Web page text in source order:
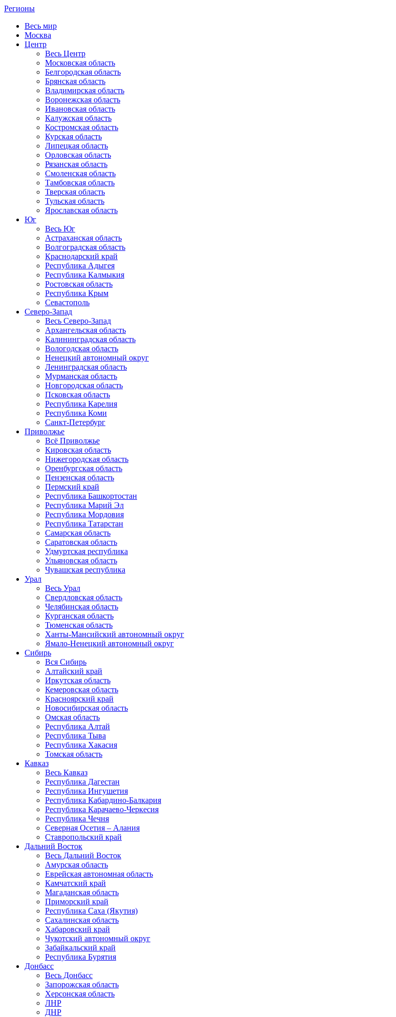
Регионы
Весь мир
Москва
Центр
Весь Центр
Московская область
Белгородская область
Брянская область
Владимирская область
Воронежская область
Ивановская область
Калужская область
Костромская область
Курская область
Липецкая область
Орловская область
Рязанская область
Смоленская область
Тамбовская область
Тверская область
Тульская область
Ярославская область
Юг
Весь Юг
Астраханская область
Волгоградская область
Краснодарский край
Республика Адыгея
Республика Калмыкия
Ростовская область
Республика Крым
Севастополь
Северо-Запад
Весь Северо-Запад
Архангельская область
Калининградская область
Вологодская область
Ненецкий автономный округ
Ленинградская область
Мурманская область
Новгородская область
Псковская область
Республика Карелия
Республика Коми
Санкт-Петербург
Приволжье
Всё Приволжье
Кировская область
Нижегородская область
Оренбургская область
Пензенская область
Пермский край
Республика Башкортостан
Республика Марий Эл
Республика Мордовия
Республика Татарстан
Самарская область
Саратовская область
Удмуртская республика
Ульяновская область
Чувашская республика
Урал
Весь Урал
Свердловская область
Челябинская область
Курганская область
Тюменская область
Ханты-Мансийский автономный округ
Ямало-Ненецкий автономный округ
Сибирь
Вся Сибирь
Алтайский край
Иркутская область
Кемеровская область
Красноярский край
Новосибирская область
Омская область
Республика Алтай
Республика Тыва
Республика Хакасия
Томская область
Кавказ
Весь Кавказ
Республика Дагестан
Республика Ингушетия
Республика Кабардино-Балкария
Республика Карачаево-Черкесия
Республика Чечня
Северная Осетия – Алания
Ставропольский край
Дальний Восток
Весь Дальний Восток
Амурская область
Еврейская автономная область
Камчатский край
Магаданская область
Приморский край
Республика Саха (Якутия)
Сахалинская область
Хабаровский край
Чукотский автономный округ
Забайкальский край
Республика Бурятия
Донбасс
Весь Донбасс
Запорожская область
Херсонская область
ЛНР
ДНР